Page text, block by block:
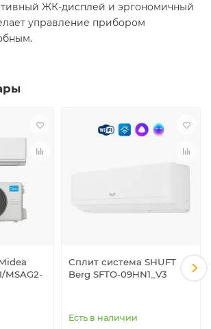
ЖК-дисплей и эргономичный
управление прибором
MSAG2-
Сплит система SHUFT
Berg SFTO-09HN1_V3
Есть в наличии